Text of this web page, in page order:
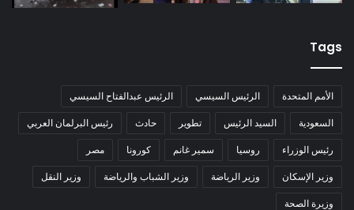
Tags
الأمم المتحدة الرئيس السيسي الرئيس عبدالفتاح السيسي
السعودية السيد الرئيس تطوير حادث رئيس البرلمان العربي
رئيس الوزراء روسيا سمير غانم كورونا مصر
وزير الإسكان وزير الرياضة وزير الشباب والرياضة وزير النقل
وزيرة الصحة